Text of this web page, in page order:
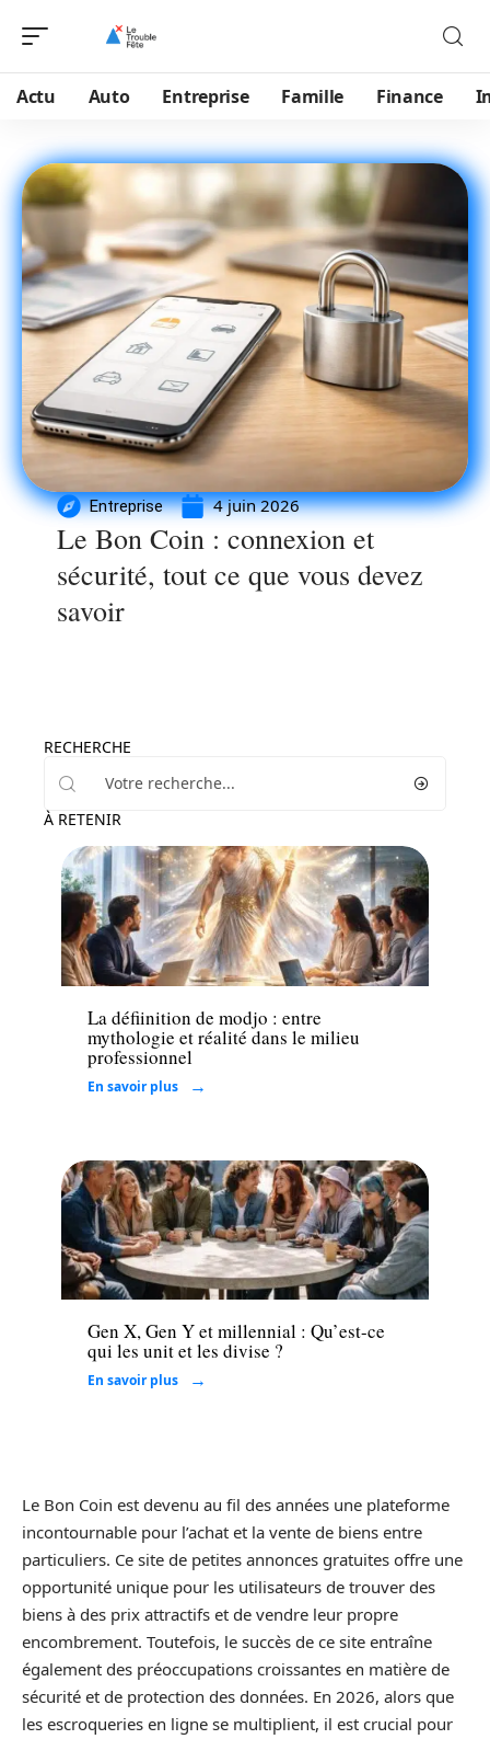
Actu Auto Entreprise Famille Finance
Entreprise 4 juin 2026
Le Bon Coin : connexion et
sécurité, tout ce que vous devez
savoir
RECHERCHE
À RETENIR
Entreprise
La défiinition de modjo : entre
mythologie et réalité dans le milieu
professionnel
En savoir plus
Loisirs
Gen X, Gen Y et millennial : Qu’est-ce
qui les unit et les divise ?
En savoir plus
Le Bon Coin est devenu au fil des années une plateforme
incontournable pour l’achat et la vente de biens entre
particuliers. Ce site de petites annonces gratuites offre une
opportunité unique pour les utilisateurs de trouver des
biens à des prix attractifs et de vendre leur propre
encombrement. Toutefois, le succès de ce site entraîne
également des préoccupations croissantes en matière de
sécurité et de protection des données. En 2026, alors que
les escroqueries en ligne se multiplient, il est crucial pour